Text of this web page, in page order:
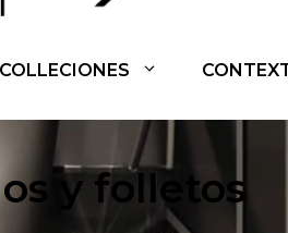
COLLECIONES
y folletos